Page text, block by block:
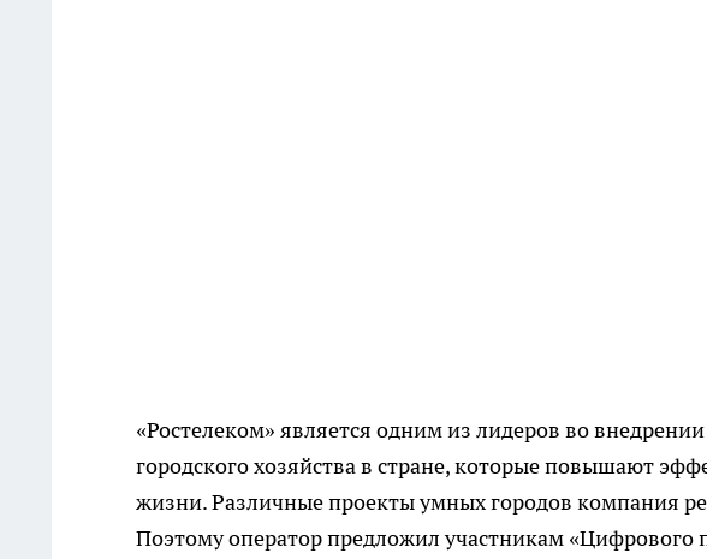
«Ростелеком» является одним из лидеров во
городского хозяйства в стране, которые повышают
жизни. Различные проекты умных городов компания
Поэтому оператор предложил участникам «Цифрового